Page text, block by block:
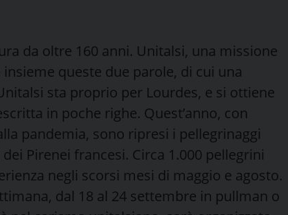
da oltre 160 anni. Unitalsi, una missione
queste due parole, di cui una
sta proprio per Lourdes, e si ottiene
in poche righe. Quest’anno, con
pandemia, sono ripresi i pellegrinaggi
Pirenei francesi. Circa 1.000 pellegrini
negli scorsi mesi di maggio e agosto.
dal 18 al 24 settembre in pullman o